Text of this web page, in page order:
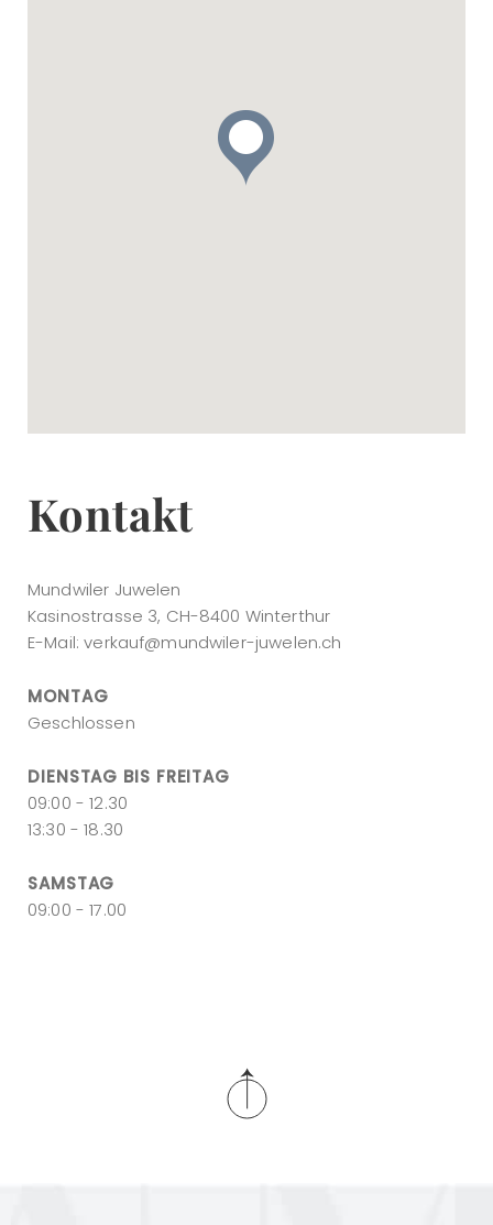
Kontakt
Mundwiler Juwelen
Kasinostrasse 3, CH-8400 Winterthur
E-Mail:verkauf@mundwiler-juwelen.ch
MONTAG
Geschlossen
DIENSTAG BIS FREITAG
09:00 - 12.30
13:30 - 18.30
SAMSTAG
09:00 - 17.00